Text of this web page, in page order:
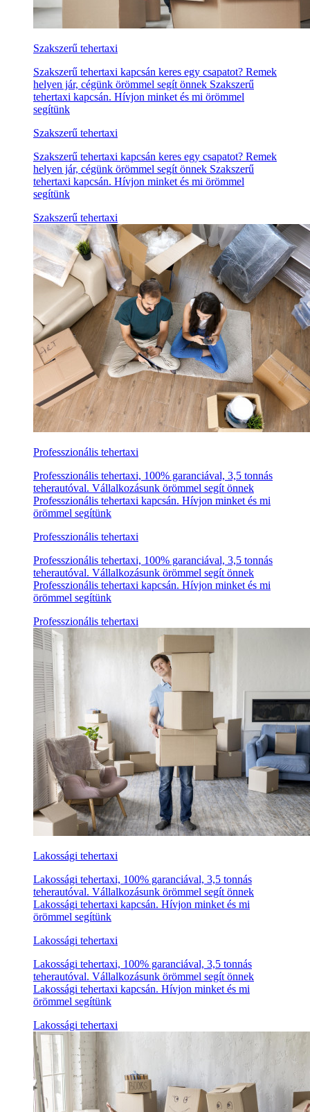
Szakszerű tehertaxi
Szakszerű tehertaxi kapcsán keres egy csapatot? Remek
helyen jár, cégünk örömmel segít önnek Szakszerű
tehertaxi kapcsán. Hívjon minket és mi örömmel
segítünk
Szakszerű tehertaxi
Szakszerű tehertaxi kapcsán keres egy csapatot? Remek
helyen jár, cégünk örömmel segít önnek Szakszerű
tehertaxi kapcsán. Hívjon minket és mi örömmel
segítünk
Szakszerű tehertaxi
Professzionális tehertaxi
Professzionális tehertaxi, 100% garanciával, 3,5 tonnás
teherautóval. Vállalkozásunk örömmel segít önnek
Professzionális tehertaxi kapcsán. Hívjon minket és mi
örömmel segítünk
Professzionális tehertaxi
Professzionális tehertaxi, 100% garanciával, 3,5 tonnás
teherautóval. Vállalkozásunk örömmel segít önnek
Professzionális tehertaxi kapcsán. Hívjon minket és mi
örömmel segítünk
Professzionális tehertaxi
Lakossági tehertaxi
Lakossági tehertaxi, 100% garanciával, 3,5 tonnás
teherautóval. Vállalkozásunk örömmel segít önnek
Lakossági tehertaxi kapcsán. Hívjon minket és mi
örömmel segítünk
Lakossági tehertaxi
Lakossági tehertaxi, 100% garanciával, 3,5 tonnás
teherautóval. Vállalkozásunk örömmel segít önnek
Lakossági tehertaxi kapcsán. Hívjon minket és mi
örömmel segítünk
Lakossági tehertaxi